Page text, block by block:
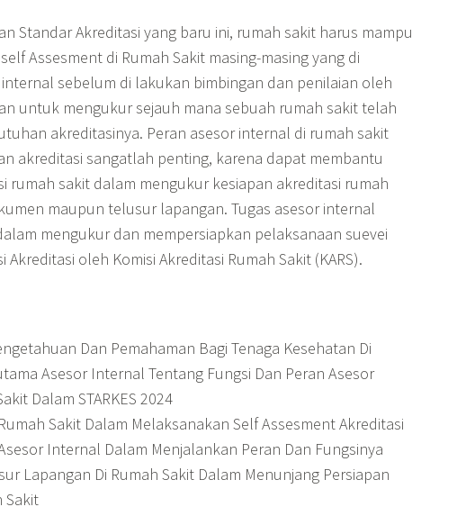
Standar Akreditasi yang baru ini, rumah sakit harus mampu
Assesment di Rumah Sakit masing-masing yang di
sebelum di lakukan bimbingan dan penilaian oleh
untuk mengukur sejauh mana sebuah rumah sakit telah
akreditasinya. Peran asesor internal di rumah sakit
akreditasi sangatlah penting, karena dapat membantu
rumah sakit dalam mengukur kesiapan akreditasi rumah
maupun telusur lapangan. Tugas asesor internal
mengukur dan mempersiapkan pelaksanaan suevei
oleh Komisi Akreditasi Rumah Sakit (KARS).
Dan Pemahaman Bagi Tenaga Kesehatan Di
Asesor Internal Tentang Fungsi Dan Peran Asesor
Dalam STARKES 2024
Sakit Dalam Melaksanakan Self Assesment Akreditasi
Internal Dalam Menjalankan Peran Dan Fungsinya
Lapangan Di Rumah Sakit Dalam Menunjang Persiapan
Sakit